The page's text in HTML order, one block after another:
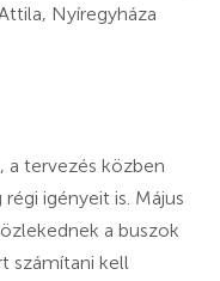
Nyíregyháza
tervezés közben
igényeit is. Május
a buszok
számítani kell